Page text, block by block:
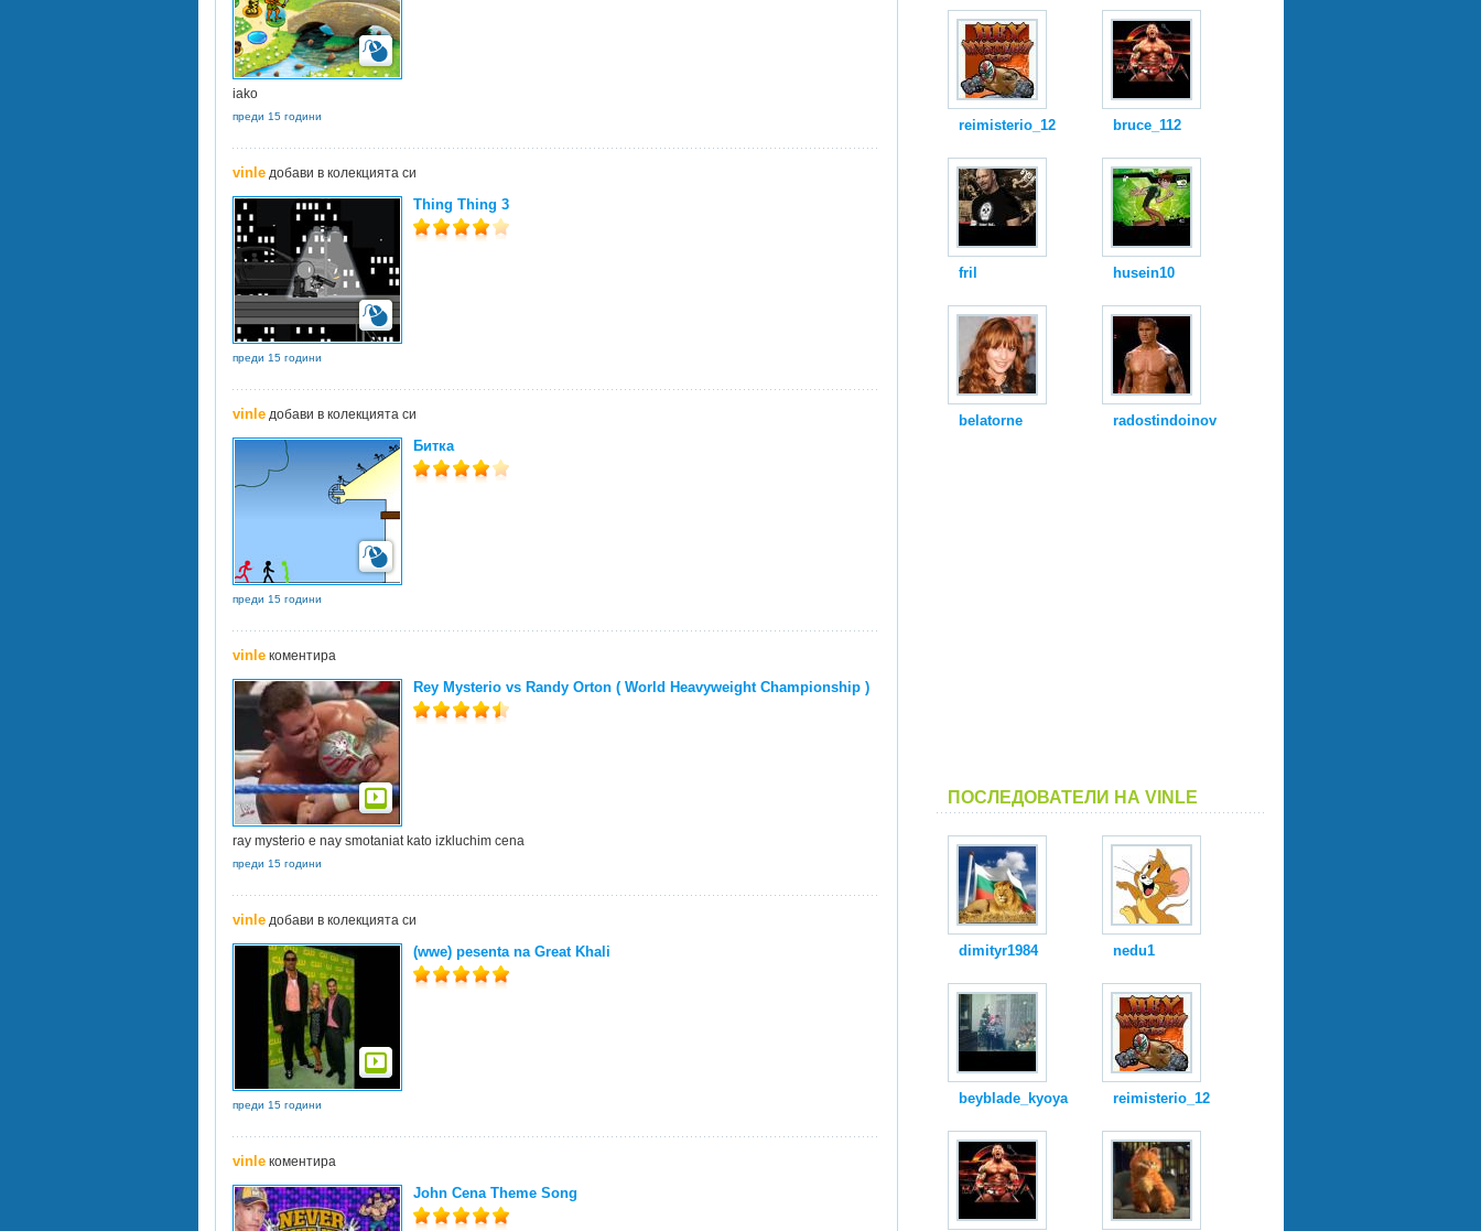
iako
преди 15 години
vinleдобави в колекцията си
Thing Thing 3
преди 15 години
vinleдобави в колекцията си
Битка
преди 15 години
vinleкоментира
Rey Mysterio vs Randy Orton ( World Heavyweight Championship )
ray mysterio e nay smotaniat kato izkluchim cena
преди 15 години
vinleдобави в колекцията си
(wwe) pesenta na Great Khali
преди 15 години
vinleкоментира
John Cena Theme Song
reimisterio_12 bruce_112
fril husein10
belatorne radostindoinov
ПОСЛЕДОВАТЕЛИ НА VINLE
dimityr1984 nedu1
beyblade_kyoya reimisterio_12